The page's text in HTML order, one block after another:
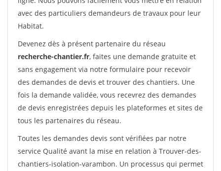
avec des particuliers demandeurs de travaux pour leur
Habitat.
Devenez dès à présent partenaire du réseau
recherche-chantier.fr, faites une demande gratuite et
sans engagement via notre formulaire pour recevoir
des demandes de devis et trouver des chantiers. Une
fois la demande validée, vous recevrez des demandes
de devis enregistrées depuis les plateformes et sites de
tous les partenaires du réseau.
Toutes les demandes devis sont vérifiées par notre
service Qualité avant la mise en relation à Trouver-des-
chantiers-isolation-varambon. Un processus qui permet